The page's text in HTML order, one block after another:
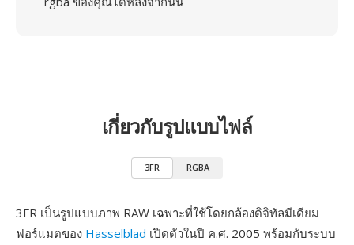
เกี่ยวกับรูปแบบไฟล์
3FR RGBA
3FR เป็นรูปแบบภาพ RAW เฉพาะที่ใช้โดยกล้องดิจิทัลมีเดียม
ฟอร์แมตของ Hasselblad เปิดตัวในปี ค.ศ. 2005 พร้อมกับระบบ